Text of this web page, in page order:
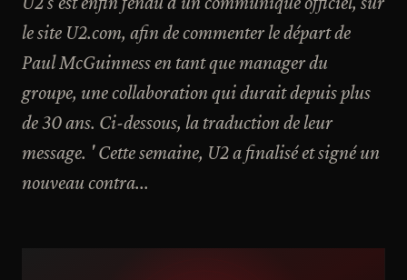
le site U2.com, afin de commenter le départ de
Paul McGuinness en tant que manager du
groupe, une collaboration qui durait depuis plus
de 30 ans. Ci-dessous, la traduction de leur
message. ' Cette semaine, U2 a finalisé et signé un
nouveau contra...